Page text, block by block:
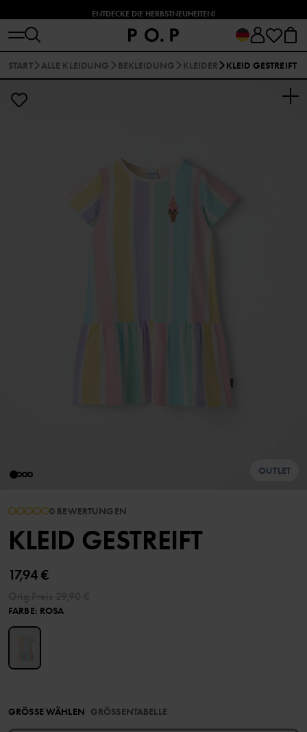
ENTDECKE DIE HERBSTNEUHEITEN!
START ALLE KLEIDUNG BEKLEIDUNG KLEIDER KLEID GESTREIFT
OUTLET
0 BEWERTUNGEN
KLEID GESTREIFT
17,94 €
FARBE: ROSA
GRÖSSE WÄHLEN GRÖSSENTABELLE